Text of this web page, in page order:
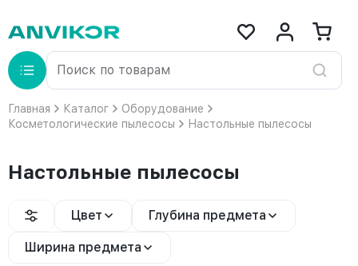
Главная Каталог
Оборудование
Косметологические пылесосы
Настольные пылесосы
Настольные пылесосы
Цвет Глубина предмета
Ширина предмета